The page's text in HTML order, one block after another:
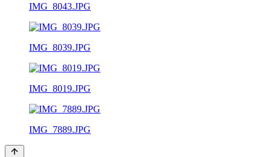
IMG_8043.JPG
IMG_8039.JPG
IMG_8019.JPG
IMG_7889.JPG